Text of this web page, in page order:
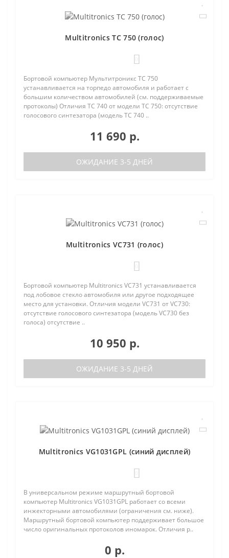
Multitronics TC 750 (голос)
Бортовой компьютер Мультитроникс TC 750
устанавливается на торпедо автомобиля и работает с
большим количеством автомобилей (см. поддерживаемые
протоколы) Отличия TC 740 от модели TC 750: отсутствие
голосового синтезатора (модель TC 740 ..
11 690 р.
ОЖИДАНИЕ 3-5 ДНЕЙ
Multitronics VC731 (голос)
Бортовой компьютер Multitronics VC731 устанавливается
под лобовое стекло автомобиля или другое подходящее
место для установки. Отличия модели VC731 от VC730:
отсутствие голосового синтезатора (модель VC730 без
голоса) отсутствие ..
10 950 р.
ОЖИДАНИЕ 3-5 ДНЕЙ
Multitronics VG1031GPL (синий дисплей)
В универсальном режиме маршрутный бортовой
компьютер Multitronics VG1031GPL работает со всеми
инжекторными автомобилями (ограничения см. ниже).
Маршрутный бортовой компьютер поддерживает большое
число оригинальных протоколов иномарок. Отличия р..
0 р.